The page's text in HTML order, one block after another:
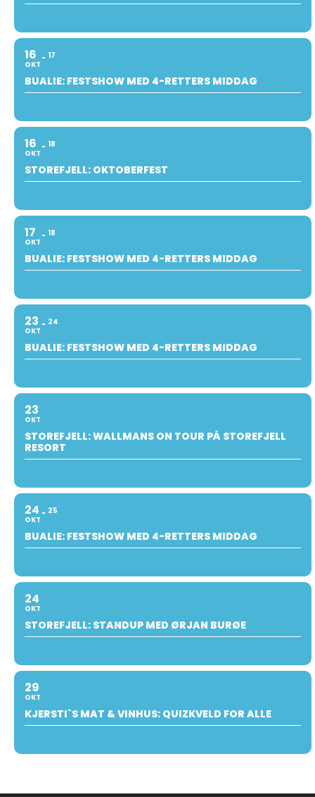
16
OKT
17
BUALIE: FESTSHOW MED 4-RETTERS MIDDAG
16
OKT
18
STOREFJELL: OKTOBERFEST
17
OKT
18
BUALIE: FESTSHOW MED 4-RETTERS MIDDAG
23
OKT
24
BUALIE: FESTSHOW MED 4-RETTERS MIDDAG
23
OKT
STOREFJELL: WALLMANS ON TOUR PÅ STOREFJELL
RESORT
24
OKT
25
BUALIE: FESTSHOW MED 4-RETTERS MIDDAG
24
OKT
STOREFJELL: STANDUP MED ØRJAN BURØE
29
OKT
KJERSTI`S MAT & VINHUS: QUIZKVELD FOR ALLE